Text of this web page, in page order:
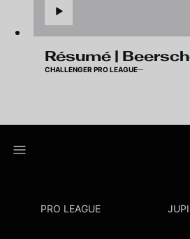
Résumé |
CHALLENGER PRO LEAGUE
PRO LEAGUE